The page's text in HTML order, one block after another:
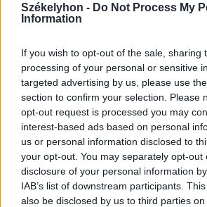
Székelyhon - Do Not Process My
Information
If you wish to opt-out of the sale, sharing
processing of your personal or sensitive
targeted advertising by us, please use
section to confirm your selection. Please
opt-out request is processed you may
interest-based ads based on personal
us or personal information disclosed to
your opt-out. You may separately opt-out
disclosure of your personal information
IAB’s list of downstream participants.
also be disclosed by us to third parties on
2025. szeptember 06., szombat
Több mint kétezer
ajándék iskolatáskát